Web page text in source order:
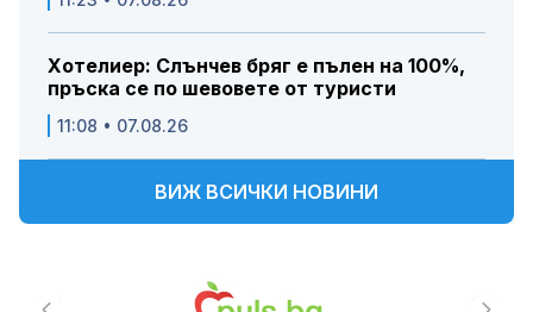
Хотелиер: Слънчев бряг е пълен на 100%,
пръска се по шевовете от туристи
11:08 • 07.08.26
ВИЖ ВСИЧКИ НОВИНИ